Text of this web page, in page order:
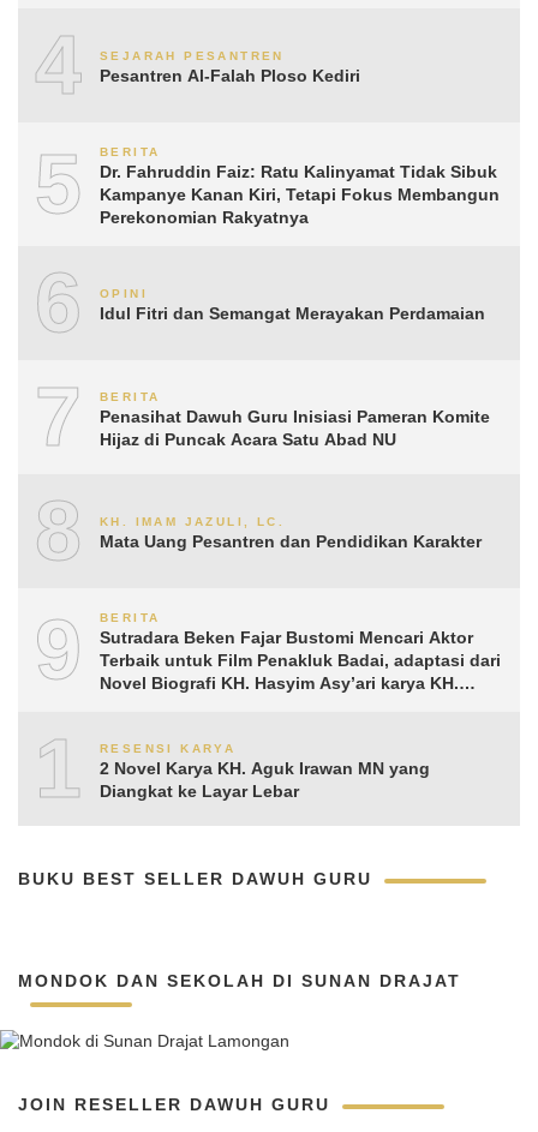
4 SEJARAH PESANTREN
Pesantren Al-Falah Ploso Kediri
5 BERITA
Dr. Fahruddin Faiz: Ratu Kalinyamat Tidak Sibuk
Kampanye Kanan Kiri, Tetapi Fokus Membangun
Perekonomian Rakyatnya
6 OPINI
Idul Fitri dan Semangat Merayakan Perdamaian
7 BERITA
Penasihat Dawuh Guru Inisiasi Pameran Komite
Hijaz di Puncak Acara Satu Abad NU
8 KH. IMAM JAZULI, LC.
Mata Uang Pesantren dan Pendidikan Karakter
9 BERITA
Sutradara Beken Fajar Bustomi Mencari Aktor
Terbaik untuk Film Penakluk Badai, adaptasi dari
Novel Biografi KH. Hasyim Asy’ari karya KH.
10RESENSI KARYA
2 Novel Karya KH. Aguk Irawan MN yang
Diangkat ke Layar Lebar
BUKU BEST SELLER DAWUH GURU
MONDOK DAN SEKOLAH DI SUNAN DRAJAT
JOIN RESELLER DAWUH GURU